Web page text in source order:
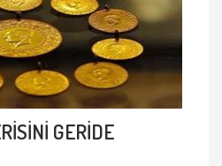
GERİDE